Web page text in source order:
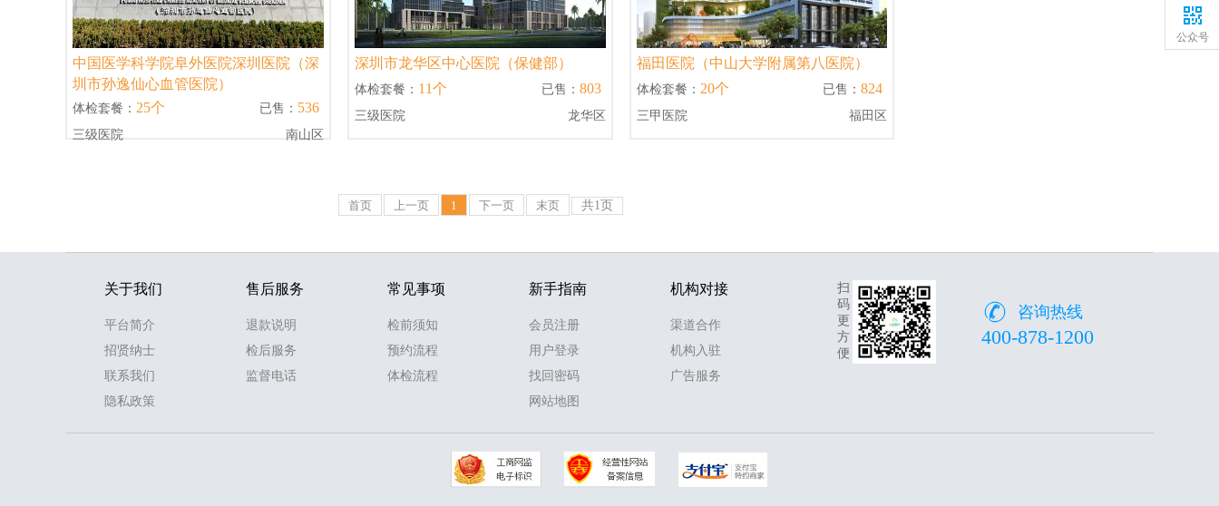
中国医学科学院阜外医院深圳医院（深
圳市孙逸仙心血管医院）
体检套餐： 25个 已售： 536
三级医院 南山区
深圳市龙华区中心医院（保健部）
体检套餐： 11个 已售： 803
三级医院 龙华区
福田医院（中山大学附属第八医院）
体检套餐： 20个 已售：824
三甲医院 福田区
首页 上一页 1 下一页 末页 共1页
关于我们
平台简介
招贤纳士
联系我们
隐私政策
售后服务
退款说明
检后服务
监督电话
常见事项
检前须知
预约流程
体检流程
新手指南
会员注册
用户登录
找回密码
网站地图
机构对接
渠道合作
机构入驻
广告服务
扫
码
更
方
便
咨询热线
400-878-1200
公众号